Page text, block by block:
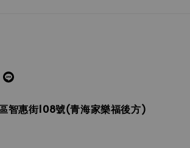
智惠街108號(青海家樂福後方)